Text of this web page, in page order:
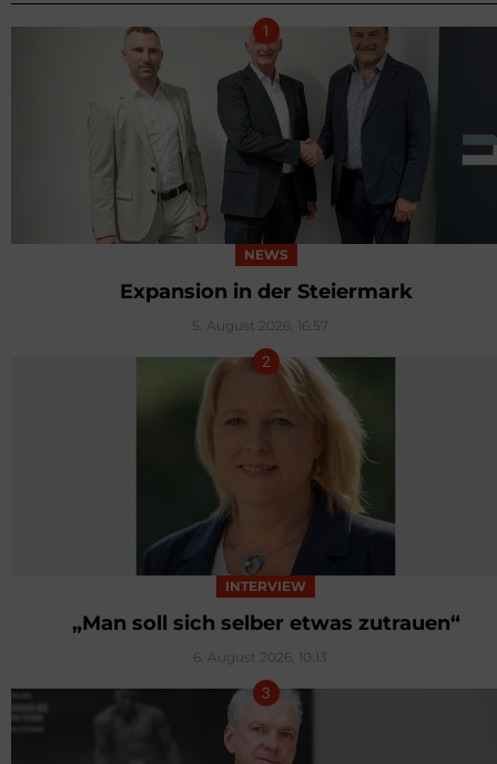
NEWS
Expansion in der Steiermark
5. August 2026, 16:57
INTERVIEW
„Man soll sich selber etwas zutrauen“
6. August 2026, 10:13